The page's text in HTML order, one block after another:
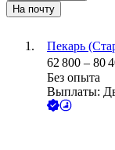
На почту
Пекарь
62 800 – 80
Без опыта
Выплаты: